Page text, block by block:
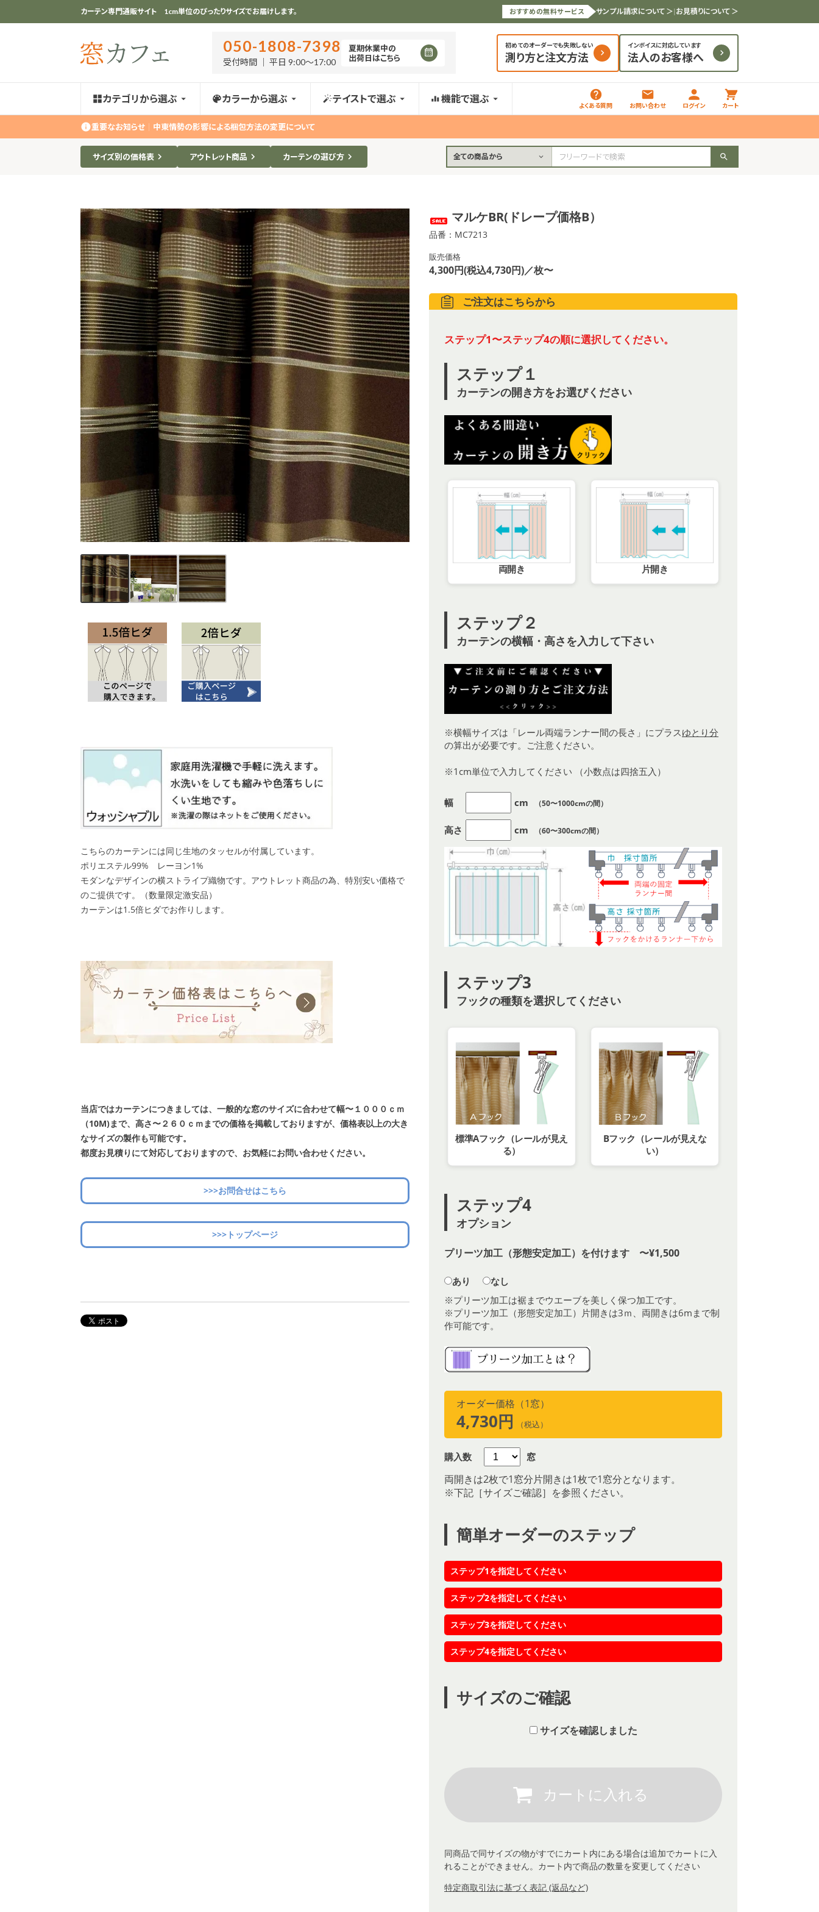
カーテン専門通販サイト 1cm単位のぴったりサイズでお届けします。 おすすめの無料サービス サンプル請求について ＞|お見積りについて ＞
050-1808-7398
受付時間 ｜ 平日 9:00〜17:00
夏期休業中の
出荷日はこちら
初めてのオーダーでも失敗しない
測り方と注文方法
インボイスに対応しています
法人のお客様へ
カテゴリから選ぶ カラーから選ぶ テイストで選ぶ 機能で選ぶ
よくある質問 お問い合わせ ログイン カート
重要なお知らせ 中東情勢の影響による梱包方法の変更について
サイズ別の価格表 アウトレット商品 カーテンの選び方 全ての商品から
こちらのカーテンには同じ生地のタッセルが付属しています。
ポリエステル99% レーヨン1%
モダンなデザインの横ストライプ織物です。 アウトレット商品の為、特別安い価格で
のご提供です。（数量限定激安品）
カーテンは1.5倍ヒダでお作りします。
当店ではカーテンにつきましては、一般的な窓のサイズに合わせて幅〜１０００ｃｍ
（10M)まで、高さ〜２６０ｃｍまでの価格を掲載しておりますが、価格表以上の大き
なサイズの製作も可能です。
都度お見積りにて対応しておりますので、お気軽にお問い合わせください。
>>>お問合せはこちら
>>>トップページ
マルケBR(ドレープ価格B）
品番：MC7213
販売価格
4,300円(税込4,730円)／枚〜
ご注文はこちらから
ステップ1〜ステップ4の順に選択してください。
ステップ１
カーテンの開き方をお選びください
両開き 片開き
ステップ２
カーテンの横幅・高さを入力して下さい
※横幅サイズは「レール両端ランナー間の長さ」にプラスゆとり分
の算出が必要です。ご注意ください。
※1cm単位で入力してください （小数点は四捨五入）
幅 cm （50〜1000cmの間）
高さ cm （60〜300cmの間）
ステップ3
フックの種類を選択してください
標準Aフック（レールが見え
る）
Bフック（レールが見えな
い）
ステップ4
オプション
プリーツ加工（形態安定加工）を付けます 〜¥1,500
あり
なし
※プリーツ加工は裾までウエーブを美しく保つ加工です。
※プリーツ加工（形態安定加工）片開きは3ｍ、両開きは6mまで制
作可能です。
オーダー価格（1窓）
4,730円 （税込）
購入数 窓
両開きは2枚で1窓分片開きは1枚で1窓分となります。
※下記［サイズご確認］を参照ください。
簡単オーダーのステップ
ステップ1を指定してください
ステップ2を指定してください
ステップ3を指定してください
ステップ4を指定してください
サイズのご確認
サイズを確認しました
同商品で同サイズの物がすでにカート内にある場合は追加でカートに入
れることができません。カート内で商品の数量を変更してください
特定商取引法に基づく表記 (返品など)